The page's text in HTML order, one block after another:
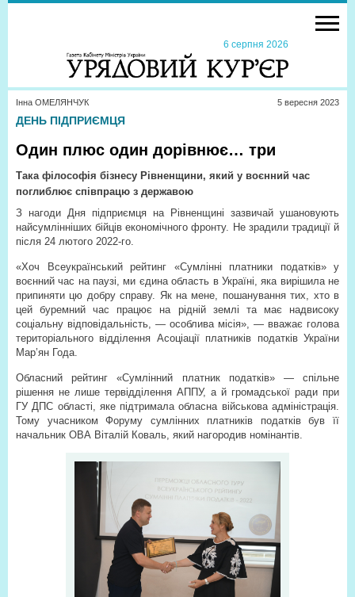
6 серпня 2026
Інна ОМЕЛЯНЧУК 5 вересня 2023
ДЕНЬ ПІДПРИЄМЦЯ
Один плюс один дорівнює… три
Така філософія бізнесу Рівненщини, який у воєнний час
поглиблює співпрацю з державою
З нагоди Дня підприємця на Рівненщині зазвичай ушановують
найсумлінніших бійців економічного фронту. Не зрадили традиції й
після 24 лютого 2022-го.
«Хоч Всеукраїнський рейтинг «Сумлінні платники податків» у
воєнний час на паузі, ми єдина область в Україні, яка вирішила не
припиняти цю добру справу. Як на мене, пошанування тих, хто в
цей буремний час працює на рідній землі та має надвисоку
соціальну відповідальність, — особлива місія», — вважає голова
територіального відділення Асоціації платників податків України
Мар’ян Года.
Обласний рейтинг «Сумлінний платник податків» — спільне
рішення не лише тервідділення АППУ, а й громадської ради при
ГУ ДПС області, яке підтримала обласна військова адміністрація.
Тому учасником Форуму сумлінних платників податків був її
начальник ОВА Віталій Коваль, який нагородив номінантів.